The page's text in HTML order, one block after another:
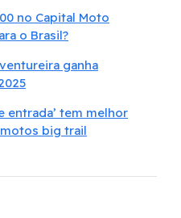
no Capital Moto
o Brasil?
ganha
entrada’ tem melhor
big trail